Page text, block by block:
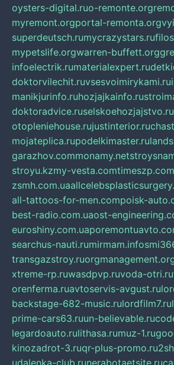
oysters-digital.ruo-remonte.org
myremont.orgportal-remonta.org
superdeutsch.rumycrazystars.ru
mypetslife.orgwarren-buffett.org
infoelectrik.rumaterialexpert.ru
doktorvilechit.ruvsesvoimirykami.ru
manikjurinfo.ruhozjajkainfo.ru
doktoradvice.ruselskoehozjajstvo.ru
otopleniehouse.rujustinterior.ru
mojateplica.rupodelkimaster.ru
garazhov.commonamy.net
stroyu.kzmy-vesta.comtimeszp.com
zsmh.com.ua
all-tattoos-for-men.compoisk-
best-radio.com.uaost-
euroshiny.com.ua
searchus-nauti.rumirmam.info
transgazstroy.ru
xtreme-rp.ruwasdpvp.ruvoda-otri.ru
orenferma.ruavtoservis-avgust.ru
backstage-682-music.rulordfilm7.ru
prime-cars63.ruun-believable.ru
legardoauto.rulithasa.rumuz-1.ru
kinozadrot-3.ruqr-plus-promo.ru
udalenka-club.runerabotaetsite.ru